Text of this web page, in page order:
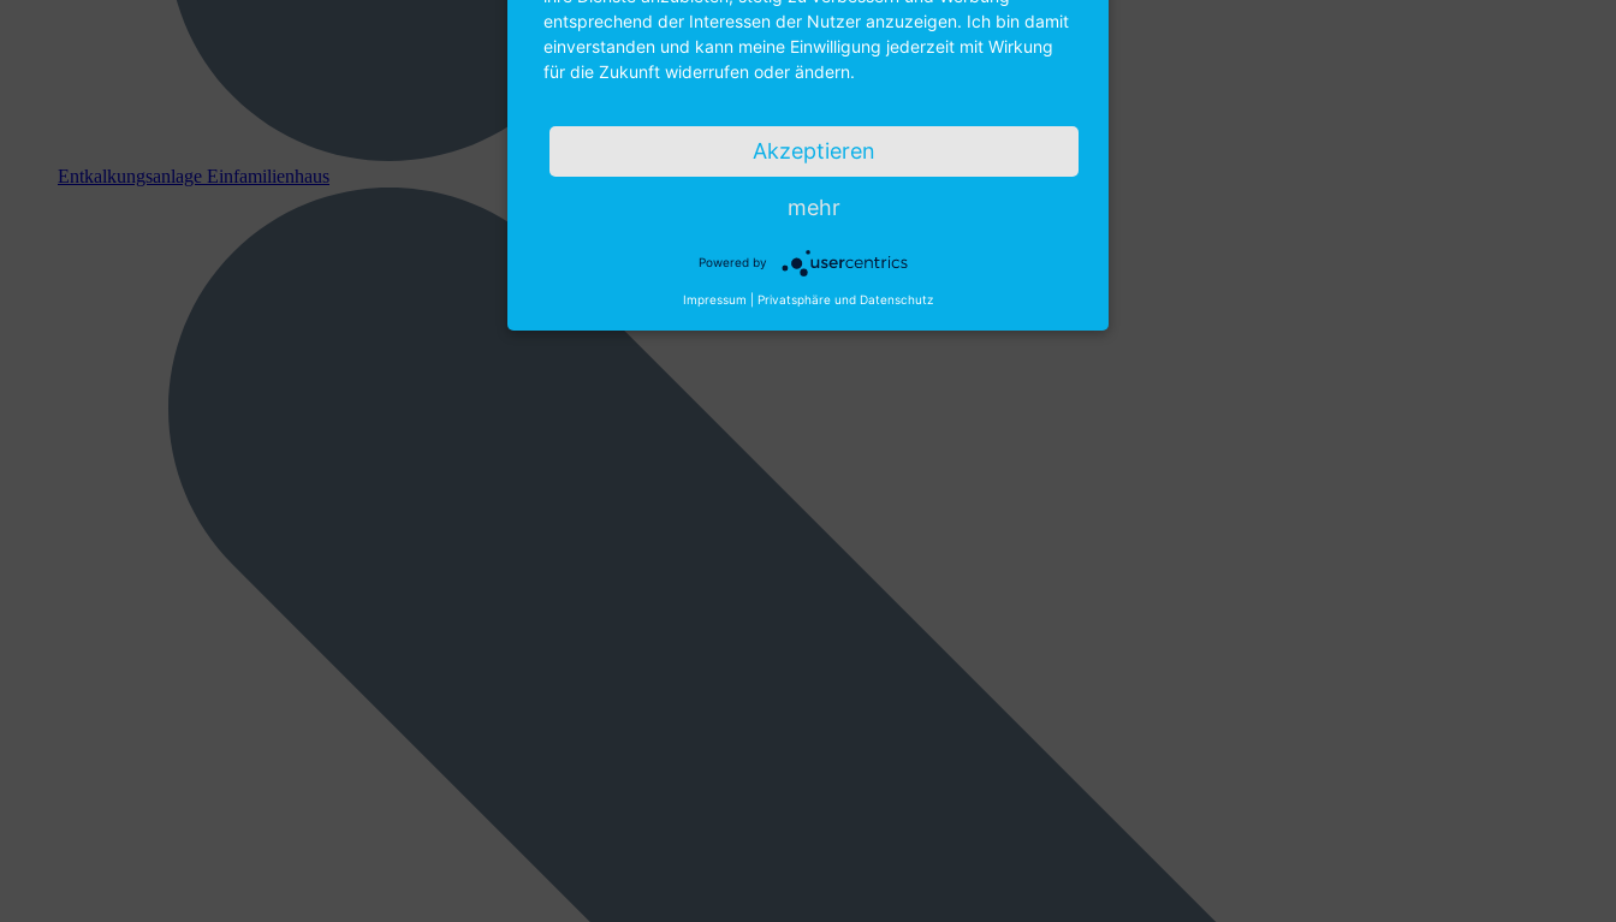
Entkalkungsanlage Einfamilienhaus
entsprechend der Interessen der Nutzer anzuzeigen. Ich bin damit
einverstanden und kann meine Einwilligung jederzeit mit Wirkung
für die Zukunft widerrufen oder ändern.
Akzeptieren
mehr
Powered by
Impressum Privatsphäre und Datenschutz